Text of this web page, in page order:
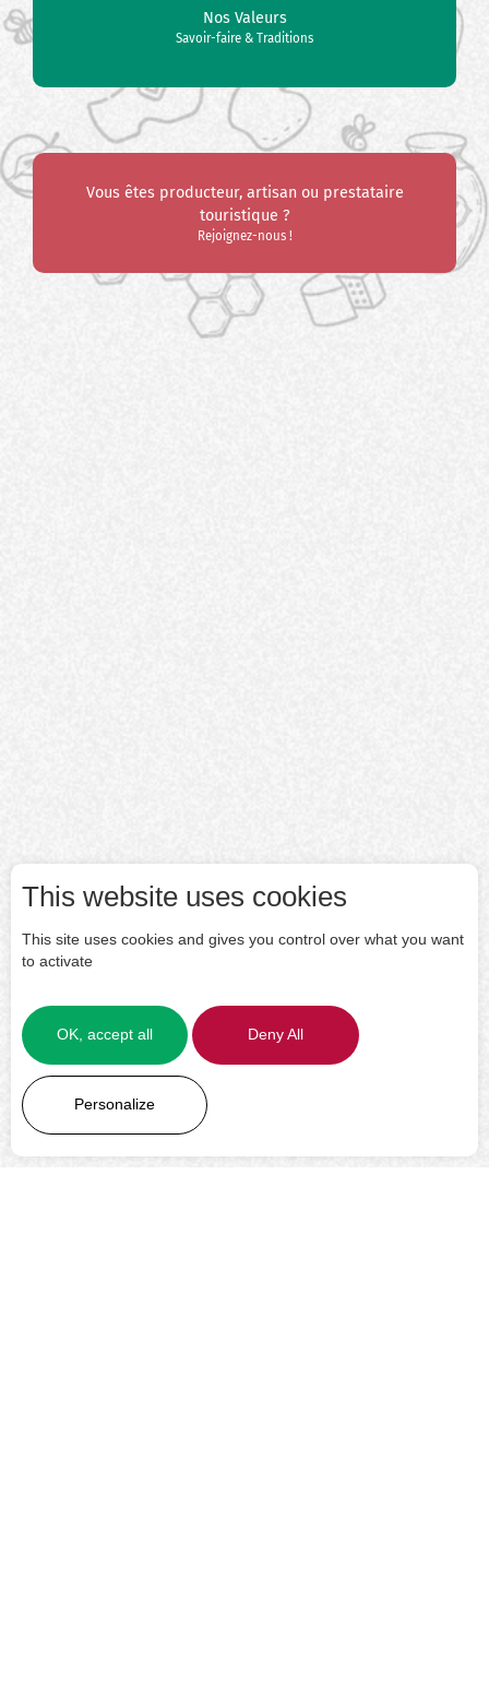
Nos Valeurs
Savoir-faire & Traditions
Vous êtes producteur, artisan ou prestataire
touristique ?
Rejoignez-nous !
This website uses cookies
This site uses cookies and gives you control over what you want
to activate
OK, accept all Deny All
Personalize